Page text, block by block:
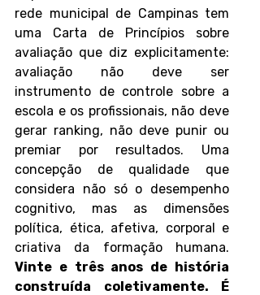
rede municipal de Campinas tem
uma Carta de Princípios sobre
avaliação que diz explicitamente:
avaliação não deve ser
instrumento de controle sobre a
escola e os profissionais, não deve
gerar ranking, não deve punir ou
premiar por resultados. Uma
concepção de qualidade que
considera não só o desempenho
cognitivo, mas as dimensões
política, ética, afetiva, corporal e
Vinte e três anos de história
construída coletivamente. É